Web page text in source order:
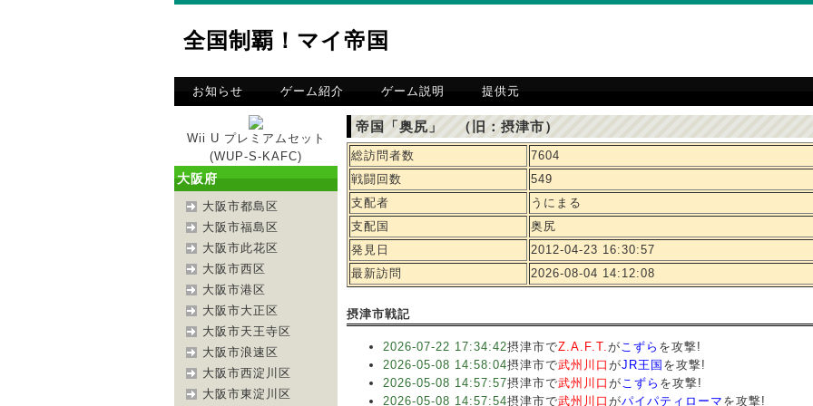
全国制覇！マイ帝国
お知らせ ゲーム紹介 ゲーム説明 提供元
Wii U プレミアムセット
(WUP-S-KAFC)
大阪府
大阪市都島区
大阪市福島区
大阪市此花区
大阪市西区
大阪市港区
大阪市大正区
大阪市天王寺区
大阪市浪速区
大阪市西淀川区
大阪市東淀川区
帝国「奥尻」 （旧：摂津市）
総訪問者数
7604
戦闘回数
549
支配者
うにまる
支配国
奥尻
発見日
2012-04-23 16:30:57
最新訪問
2026-08-04 14:12:08
摂津市戦記
2026-07-22 17:34:42摂津市でZ.A.F.T.がこずら を攻撃!
2026-05-08 14:58:04摂津市で武州川口 がJR王国 を攻撃!
2026-05-08 14:57:57摂津市で武州川口 がこずら を攻撃!
2026-05-08 14:57:54摂津市で武州川口 がパイパティローマ を攻撃!